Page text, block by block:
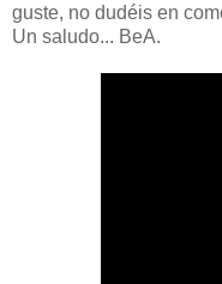
guste, no dudéis en
Un saludo... BeA.